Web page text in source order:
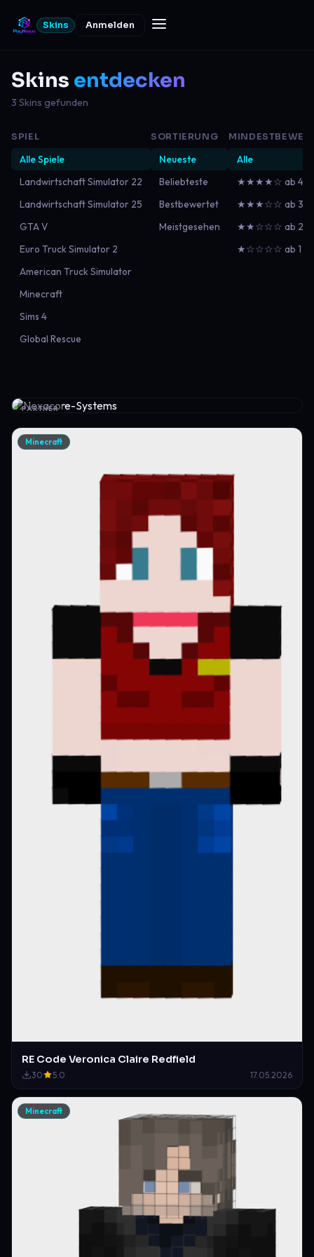
Skins Anmelden
Skins entdecken
3 Skins gefunden
SPIEL
Alle Spiele
Landwirtschaft Simulator 22
Landwirtschaft Simulator 25
GTA V
Euro Truck Simulator 2
American Truck Simulator
Minecraft
Sims 4
Global Rescue
SORTIERUNG
Neueste
Beliebteste
Bestbewertet
Meistgesehen
Alle
★★★★☆ ab 4
★★★☆☆ ab 3
★★☆☆☆ ab 2
★☆☆☆☆ ab 1
PARTNER
Minecraft
RE Code Veronica Claire Redfield
30 5.0 17.05.2026
Minecraft